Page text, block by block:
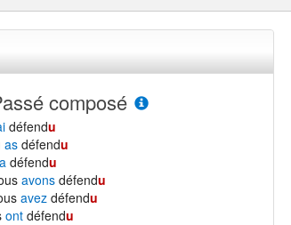
composé
défendu
as défendu
a défendu
avons défendu
avez défendu
ont défendu